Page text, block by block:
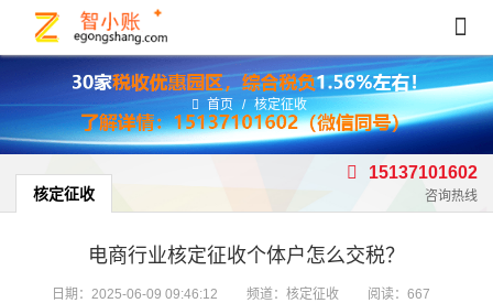
首页 / 核定征收
核定征收
15137101602
咨询热线
电商行业核定征收个体户怎么交税？
日期： 2025-06-09 09:46:12 频道： 核定征收 阅读：667